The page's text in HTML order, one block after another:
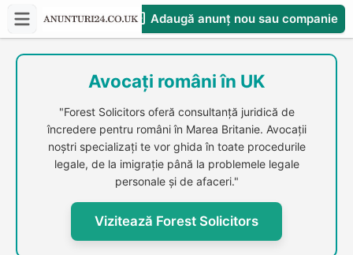
Adaugă anunț nou sau companie
CompaniesS
Avocați români în UK
"Forest Solicitors oferă consultanță juridică de
încredere pentru români în Marea Britanie. Avocații
noștri specializați te vor ghida în toate procedurile
legale, de la imigrație până la problemele legale
personale și de afaceri."
Vizitează Forest Solicitors